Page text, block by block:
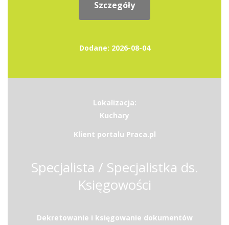
Szczegóły
Dodane: 2026-08-04
Lokalizacja:
Kuchary
Klient portalu Praca.pl
Specjalista / Specjalistka ds.
Księgowości
Dekretowanie i księgowanie dokumentów